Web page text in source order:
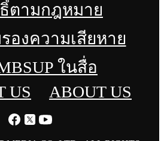
ตามกฎหมาย
องความเสียหาย
ในสื่อ
US
ABOUT US